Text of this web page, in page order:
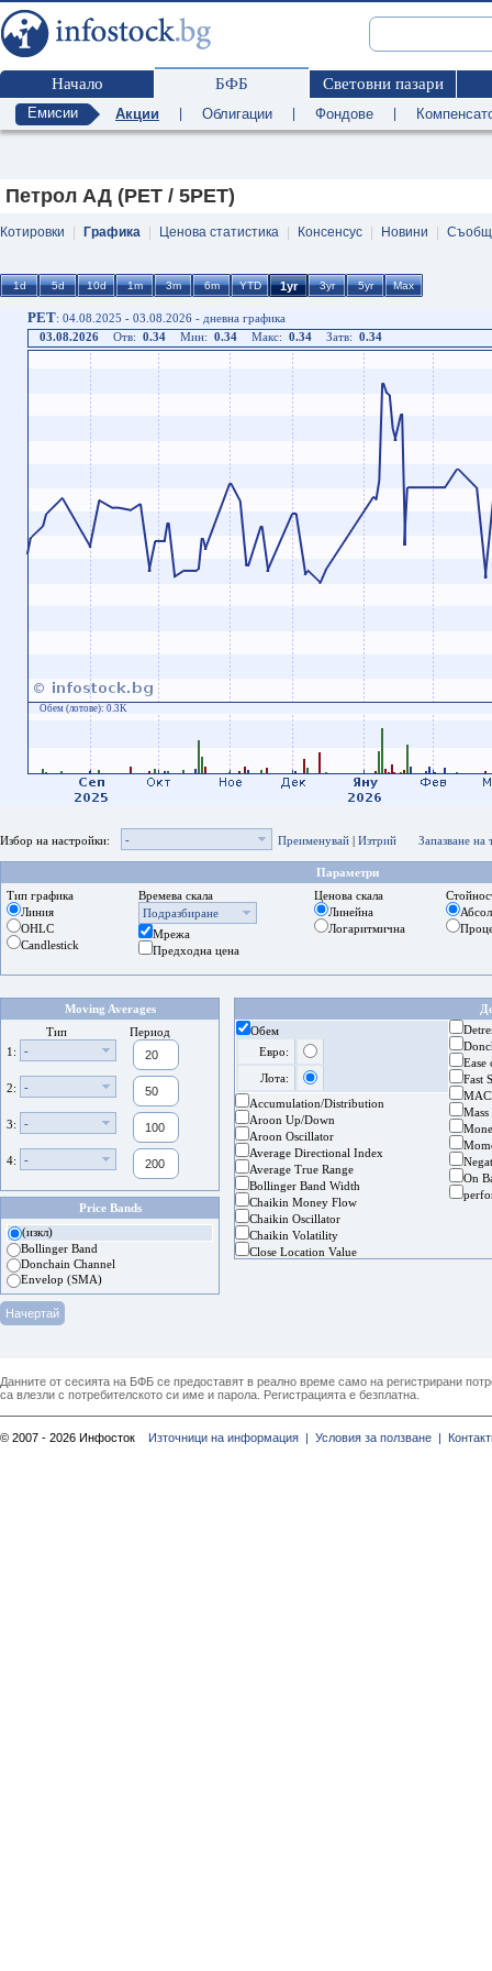
Начало БФБ Световни пазари
Емисии Акции Облигации Фондове
Петрол АД (PET / 5PET)
Котировки Графика Ценова статистика Консенсус Новини
PET: 04.08.2025 - 03.08.2026 - дневна графика
03.08.2026
Отв: 0.34 Мин: 0.34 Макс: 0.34 Затв: 0.34
Обем (лотове): 0.3K
Избор на настройки: - Преименувай | Изтрий Запазване на
Параметри
Тип графика
Линия
OHLC
Candlestick
Времева скала
Подразбиране
Мрежа
Предходна цена
Ценова скала
Линейна
Логаритмична
Moving Averages
Тип
Период
1:
-
2: -
3: -
4: -
Price Bands
(изкл)
Bollinger Band
Donchain Channel
Envelop (SMA)
Обем
Евро:
Лота:
Accumulation/Distribution
Aroon Up/Down
Aroon Oscillator
Average Directional Index
Average True Range
Bollinger Band Width
Chaikin Money Flow
Chaikin Oscillator
Chaikin Volatility
Close Location Value
Ease
Fast
On
Данните от сесията на БФБ се предоставят в реално време само на регистрирани
са влезли с потребителското си име и парола. Регистрацията е безплатна.
© 2007 - 2026 Инфосток Източници на информация | Условия за ползване |